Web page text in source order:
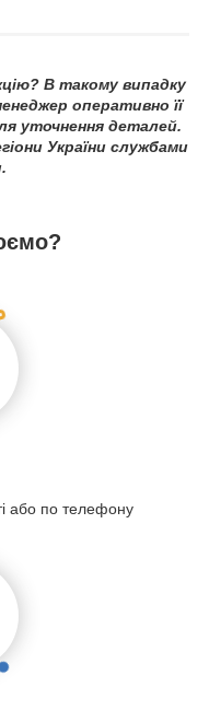
В такому випадку
оперативно її
уточнення деталей.
України службами
або по телефону